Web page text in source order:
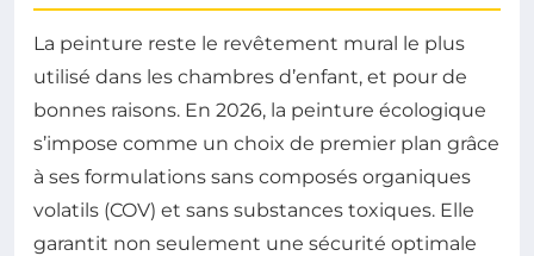
La peinture reste le revêtement mural le plus
utilisé dans les chambres d’enfant, et pour de
bonnes raisons. En 2026, la peinture écologique
s’impose comme un choix de premier plan grâce
à ses formulations sans composés organiques
volatils (COV) et sans substances toxiques. Elle
garantit non seulement une sécurité optimale